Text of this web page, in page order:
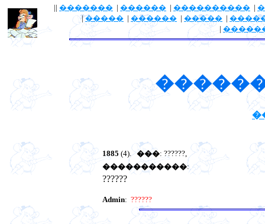
|| ������� | ������ | ���������� |
|����� | ������ | ����� |
|
1885 (4).���: ??????,
�����������:
??????
Admin: ??????